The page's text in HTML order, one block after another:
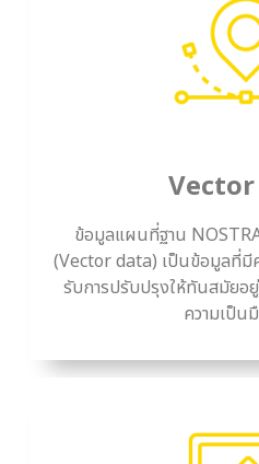
ข้อมูลแผนที่ฐาน
(Vector data) เป็นข้อมูลที่มี
รับการปรับปรุงให้ทันสมัยอ
ความเป็น